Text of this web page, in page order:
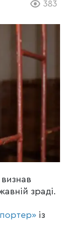
383
зраді.
із